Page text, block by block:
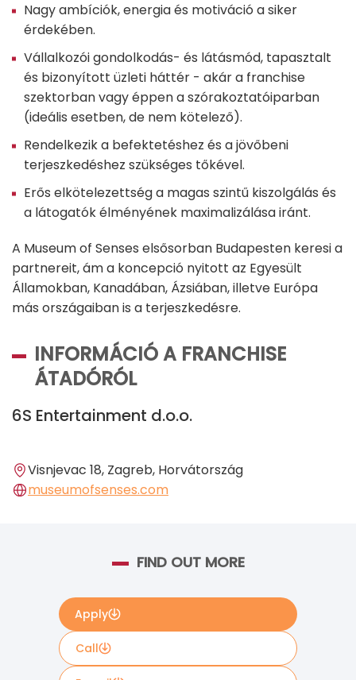
Nagy ambíciók, energia és motiváció a siker
érdekében.
Vállalkozói gondolkodás- és látásmód, tapasztalt
és bizonyított üzleti háttér - akár a franchise
szektorban vagy éppen a szórakoztatóiparban
(ideális esetben, de nem kötelező).
Rendelkezik a befektetéshez és a jövőbeni
terjeszkedéshez szükséges tőkével.
Erős elkötelezettség a magas szintű kiszolgálás és
a látogatók élményének maximalizálása iránt.
A Museum of Senses elsősorban Budapesten keresi a
partnereit, ám a koncepció nyitott az Egyesült
Államokban, Kanadában, Ázsiában, illetve Európa
más országaiban is a terjeszkedésre.
INFORMÁCIÓ A FRANCHISE
ÁTADÓRÓL
6S Entertainment d.o.o.
Visnjevac 18, Zagreb, Horvátország
museumofsenses.com
FIND OUT MORE
Apply
Call